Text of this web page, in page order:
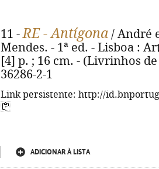
11 -RE - Antígona / André
Mendes. - 1ª ed. - Lisboa :
[4] p. ; 16 cm. - (Livrinhos
36286-2-1
Link persistente: http://
ADICIONAR À LISTA